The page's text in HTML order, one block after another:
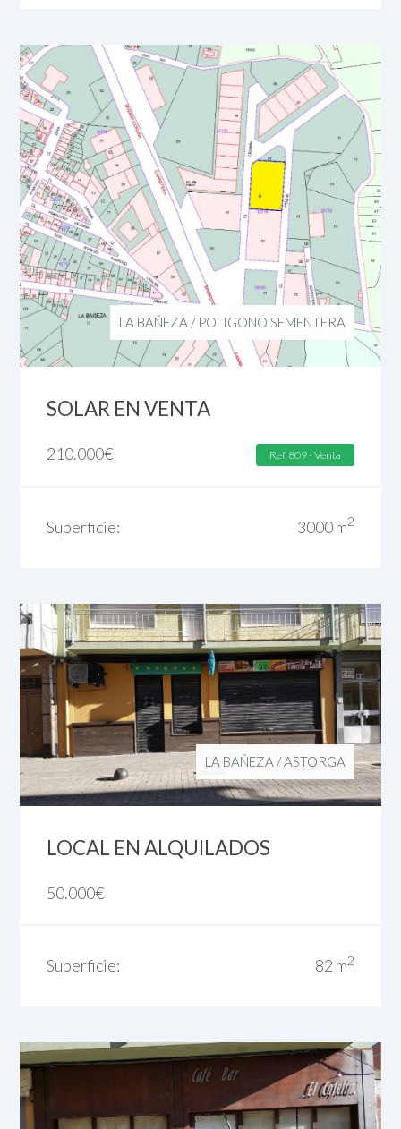
LA BAÑEZA / POLIGONO SEMENTERA
SOLAR EN VENTA
210.000€ Ref. 809 - Venta
Superficie: 3000 m2
LA BAÑEZA /ASTORGA
LOCAL EN ALQUILADOS
50.000€
Superficie: 82 m2